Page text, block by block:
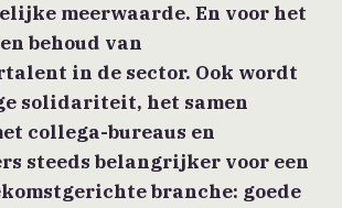
meerwaarde. En voor het
behoud van
in de sector. Ook wordt
solidariteit, het samen
collega-bureaus en
steeds belangrijker voor een
branche: goede